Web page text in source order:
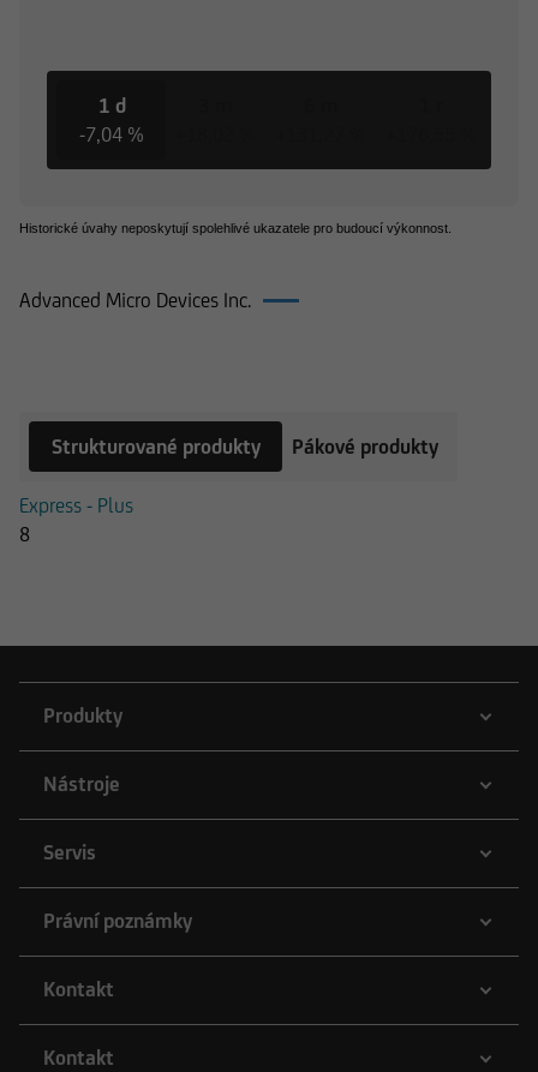
1 d
-7,04 %
Historické úvahy neposkytují spolehlivé ukazatele pro budoucí výkonnost.
Advanced Micro Devices Inc.
Strukturované produkty Pákové produkty
Express - Plus
8
Produkty
Nástroje
Servis
Právní poznámky
Kontakt
Kontakt